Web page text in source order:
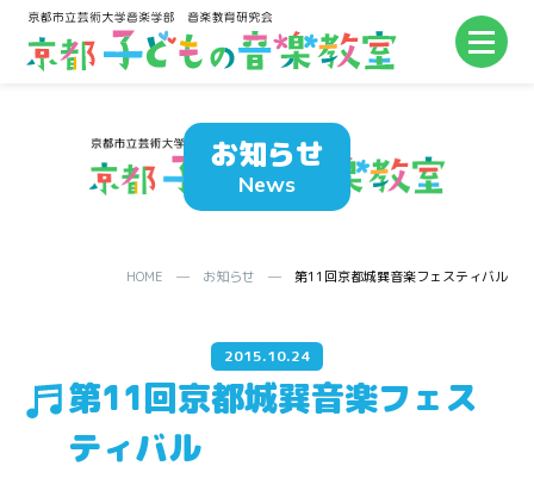
お知らせ
News
HOME ─ お知らせ ─ 第11回京都城巽音楽フェスティバル
2015.10.24
第11回京都城巽音楽フェス
ティバル